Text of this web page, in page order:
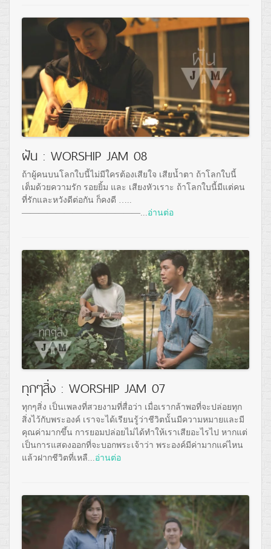
ฝัน : WORSHIP JAM 08
ถ้าผู้คนบนโลกใบนี้ไม่มีใครต้องเสียใจ เสียน้ำตา ถ้าโลกใบนี้
เต็มด้วยความรัก รอยยิ้ม และ เสียงหัวเราะ ถ้าโลกใบนี้มีแต่คน
ที่รักและหวังดีต่อกัน ก็คงดี …..
——————————————...อ่านต่อ
ทุกๆสิ่ง : WORSHIP JAM 07
ทุกๆสิ่ง เป็นเพลงที่สวยงามที่สื่อว่า เมื่อเรากล้าพอที่จะปล่อยทุก
สิ่งไว้กับพระองค์ เราจะได้เรียนรู้ว่าชีวิตนั้นมีความหมายและมี
คุณค่ามากขึ้น การยอมปล่อยไม่ได้ทำให้เราเสียอะไรไป หากแต่
เป็นการแสดงออกที่จะบอกพระเจ้าว่า พระองค์มีค่ามากแค่ไหน
แล้วฝากชีวิตที่เหลื...อ่านต่อ